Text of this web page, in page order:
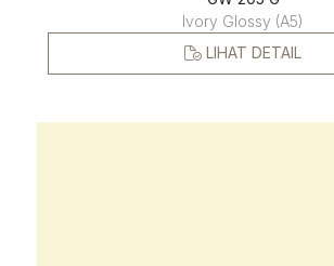
Ivory Glossy (A5)
LIHAT DETAIL